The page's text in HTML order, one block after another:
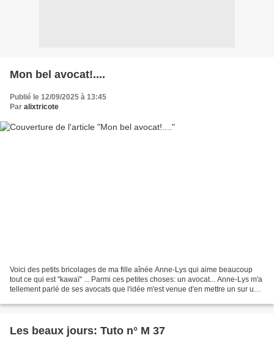
Mon bel avocat!....
Publié le 12/09/2025 à 13:45
Par alixtricote
Voici des petits bricolages de ma fille aînée Anne-Lys qui aime beaucoup
tout ce qui est "kawaï" ... Parmi ces petites choses: un avocat... Anne-Lys m'a
tellement parlé de ses avocats que l'idée m'est venue d'en mettre un sur un
Les beaux jours: Tuto n° M 37